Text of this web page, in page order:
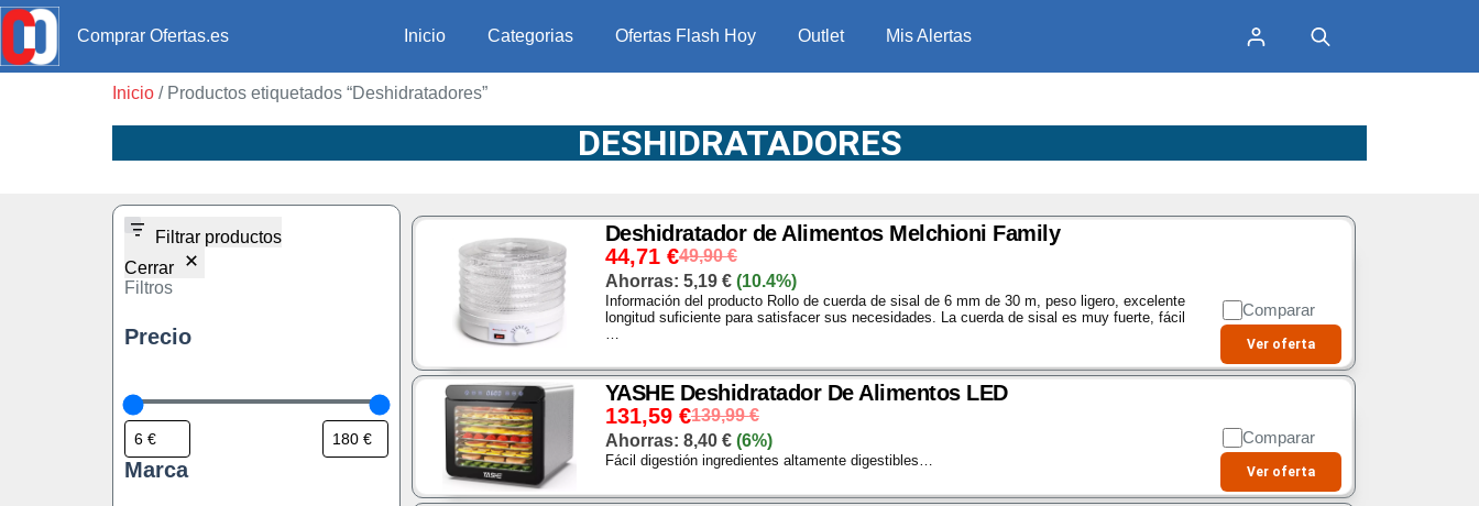
Comprar Ofertas.es Inicio Categorias Ofertas Flash Hoy Outlet Mis Alertas
Inicio / Productos etiquetados “Deshidratadores”
DESHIDRATADORES
Filtrar productos
Cerrar
Filtros
Precio
Marca
Deshidratador de Alimentos Melchioni Family
49,90€
44,71 €
Ahorras: 5,19 € (10.4%)
Información del producto Rollo de cuerda de sisal de 6 mm de 30 m, peso ligero, excelente
longitud suficiente para satisfacer sus necesidades. La cuerda de sisal es muy fuerte, fácil
…
Comparar
Ver oferta
YASHE Deshidratador De Alimentos LED
139,99€
131,59 €
Ahorras: 8,40 € (6%)
Fácil digestión ingredientes altamente digestibles…
Comparar
Ver oferta